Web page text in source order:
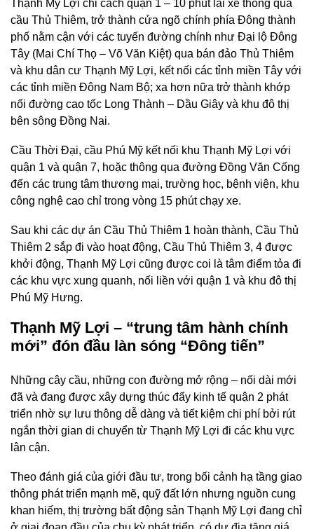
Thạnh Mỹ Lợi chỉ cách quận 1 – 10 phút lái xe thông qua
cầu Thủ Thiêm, trở thành cửa ngõ chính phía Đông thành
phố nằm cận với các tuyến đường chính như Đại lộ Đông
Tây (Mai Chí Thọ – Võ Văn Kiệt) qua bán đảo Thủ Thiêm
và khu dân cư Thạnh Mỹ Lợi, kết nối các tỉnh miền Tây với
các tỉnh miền Đông Nam Bộ; xa hơn nữa trở thành khớp
nối đường cao tốc Long Thành – Dầu Giây và khu đô thị
bên sông Đồng Nai.
Cầu Thời Đại, cầu Phú Mỹ kết nối khu Thạnh Mỹ Lợi với
quận 1 và quận 7, hoặc thông qua đường Đồng Văn Cống
đến các trung tâm thương mại, trường học, bệnh viện, khu
công nghệ cao chỉ trong vòng 15 phút chạy xe.
Sau khi các dự án Cầu Thủ Thiêm 1 hoàn thành, Cầu Thủ
Thiêm 2 sắp đi vào hoạt động, Cầu Thủ Thiêm 3, 4 được
khởi động, Thạnh Mỹ Lợi cũng được coi là tâm điểm tỏa đi
các khu vực xung quanh, nối liền với quận 1 và khu đô thị
Phú Mỹ Hưng.
Thạnh Mỹ Lợi – “trung tâm hành chính
mới” đón đầu làn sóng “Đông tiến”
Những cây cầu, những con đường mở rộng – nối dài mới
đã và đang được xây dựng thúc đẩy kinh tế quận 2 phát
triển nhờ sự lưu thông dễ dàng và tiết kiệm chi phí bởi rút
ngắn thời gian di chuyển từ Thạnh Mỹ Lợi đi các khu vực
lân cận.
Theo đánh giá của giới đầu tư, trong bối cảnh hạ tầng giao
thông phát triển mạnh mẽ, quỹ đất lớn nhưng nguồn cung
khan hiếm, thị trường bất động sản Thạnh Mỹ Lợi đang chỉ